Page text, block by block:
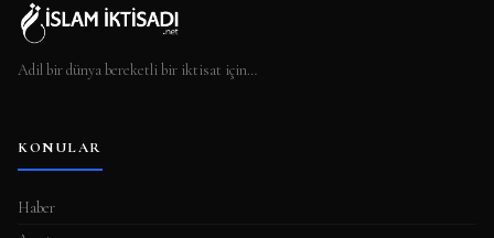
Adil bir dünya bereketli bir iktisat için…
KONULAR
Haber